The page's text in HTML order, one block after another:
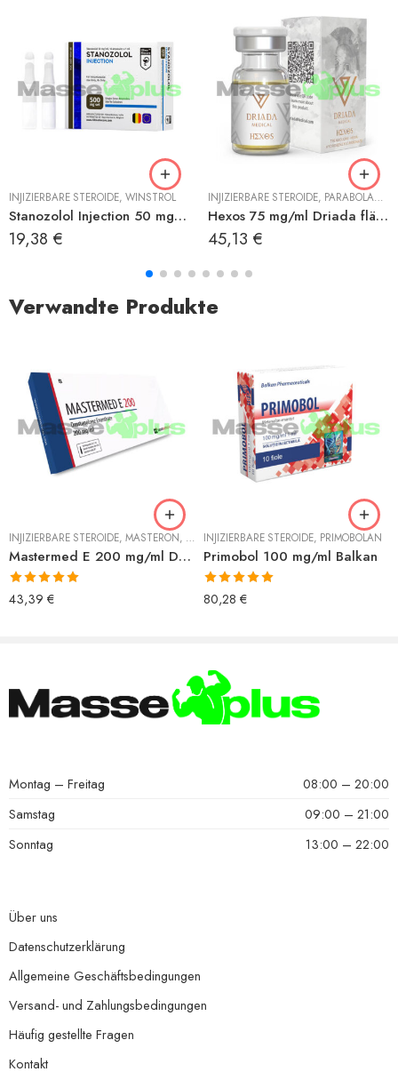
ACETAT
INJIZIERBARE STEROIDE, WINSTROL
Stanozolol Injection 50 mg/ml Hilma
19,38 €
INJIZIERBARE STEROIDE, PARABOLAN (TRENBOLON HEXAHYDROBENZYLCARBONAT)
Hexos 75 mg/ml Driada fläschchen
45,13 €
Verwandte Produkte
INJIZIERBARE STEROIDE, MASTERON, MASTERON ENANTHAT
Mastermed E 200 mg/ml Deus
Bewertet mit
5.00von 5
43,39 €
INJIZIERBARE STEROIDE, PRIMOBOLAN
Primobol 100 mg/ml Balkan
Bewertet mit
5.00von 5
80,28 €
Montag – Freitag
08:00 – 20:00
Samstag
09:00 – 21:00
Sonntag
13:00 – 22:00
Über uns
Datenschutzerklärung
Allgemeine Geschäftsbedingungen
Versand- und Zahlungsbedingungen
Häufig gestellte Fragen
Kontakt